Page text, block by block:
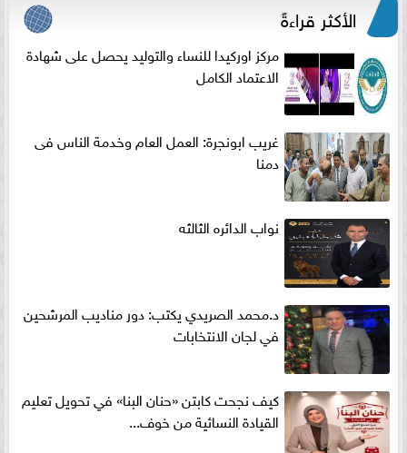
الأكثر قراءةً
مركز اوركيدا للنساء والتوليد يحصل على شهادة
الاعتماد الكامل
غريب ابونجرة: العمل العام وخدمة الناس فى
دمنا
نواب الدائره الثالثه
د.محمد الصريدي يكتب: دور مناديب المرشحين
في لجان الانتخابات
كيف نجحت كابتن «حنان البنا» في تحويل تعليم
القيادة النسائية من خوف...